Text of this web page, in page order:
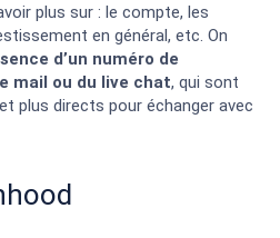
plus sur : le compte, les
en général, etc. On
d’un numéro de
mail ou du live chat, qui sont
plus directs pour échanger avec